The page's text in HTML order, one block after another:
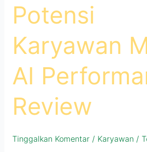
Potensi
Karyawan
AI
Review
Tinggalkan Komentar / Karyawan /